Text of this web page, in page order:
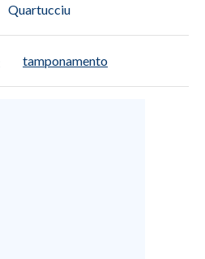
Quartucciu
tamponamento